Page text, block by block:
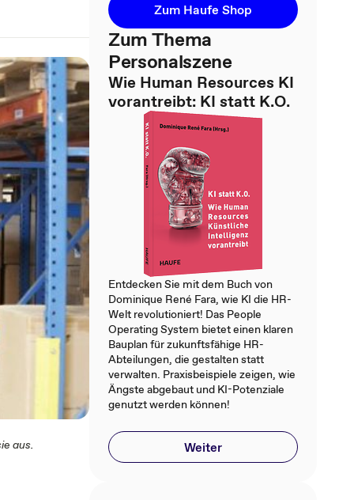
aus.
Zum Haufe Shop
Zum Thema
Personalszene
Wie Human Resources KI
vorantreibt: KI statt K.O.
Entdecken Sie mit dem Buch von
Dominique René Fara, wie KI die HR-
Welt revolutioniert! Das People
Operating System bietet einen klaren
Bauplan für zukunftsfähige HR-
Abteilungen, die gestalten statt
verwalten. Praxisbeispiele zeigen, wie
Ängste abgebaut und KI-Potenziale
genutzt werden können!
Weiter